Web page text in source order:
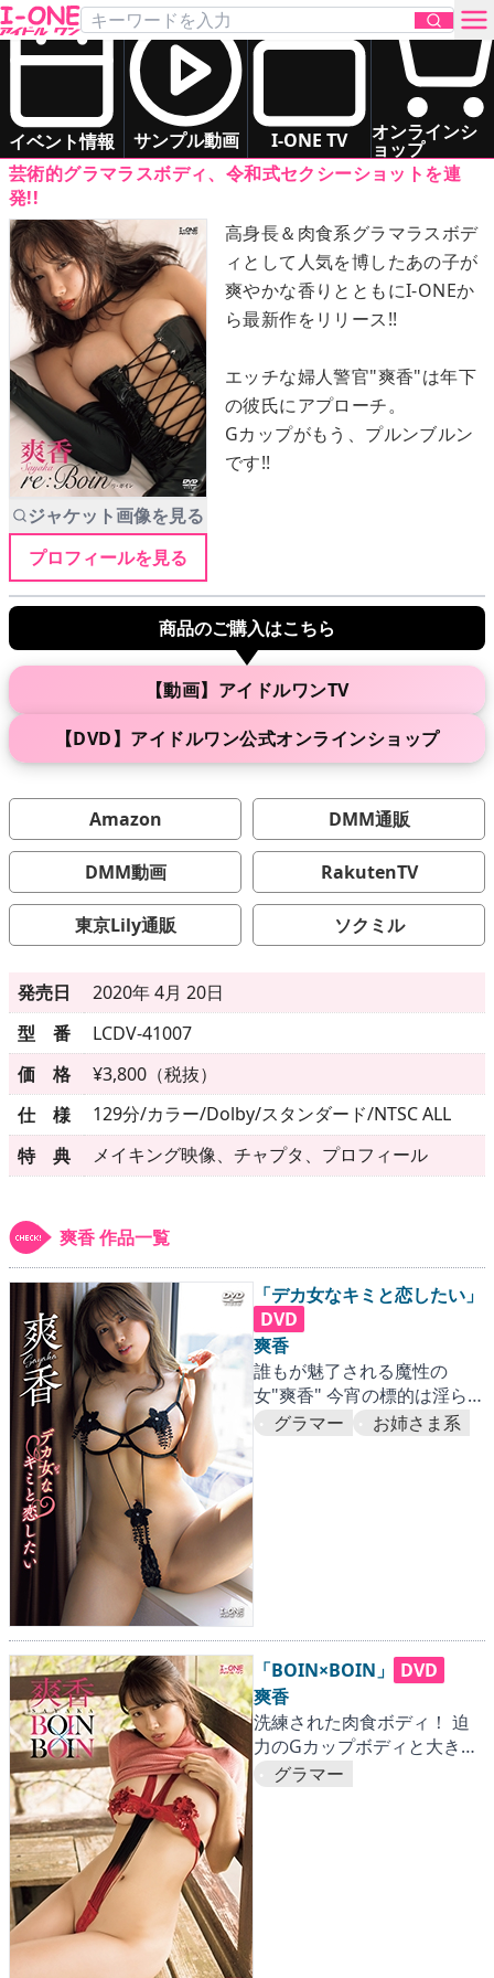
イベント情報 サンプル動画 I-ONE TV オンラインシ
ョップ
お問い合わせ
TOP
DVD
Blu-ray
サンプル動画
イベント情報
アイドル一覧
次回作
▶制作中
▶発売年月日
▶更新情報
▶ 個人情報保護について
▶よくあるご質問
▶ 会社概要
爽香
DVD
グラマー
芸術的グラマラスボディ、令和式セクシーショットを連
発!!
ジャケット画像を見る
プロフィールを見る
高身長＆肉食系グラマラスボデ
ィとして人気を博したあの子が
爽やかな香りとともにI-ONEか
ら最新作をリリース!!
エッチな婦人警官"爽香"は年下
の彼氏にアプローチ。
Gカップがもう、プルンブルン
です!!
商品のご購入はこちら
【動画】アイドルワンTV
【DVD】アイドルワン公式オンラインショップ
Amazon DMM通販
DMM動画 RakutenTV
東京Lily通販 ソクミル
発売日
2020年 4月 20日
型 番
LCDV-41007
価 格
¥3,800（税抜）
仕 様
129分/カラー/Dolby/スタンダード/NTSC ALL
特 典
メイキング映像、チャプタ、プロフィール
爽香 作品一覧
「デカ女なキミと恋したい」
DVD
爽香
誰もが魅了される魔性の
女"爽香" 今宵の標的は淫らな
ことに貪欲なアナタ
グラマー お姉さま系
「BOIN×BOIN」
DVD
爽香
洗練された肉食ボディ！ 迫
力のGカップボディと大きな
ヒップに超接近。
グラマー